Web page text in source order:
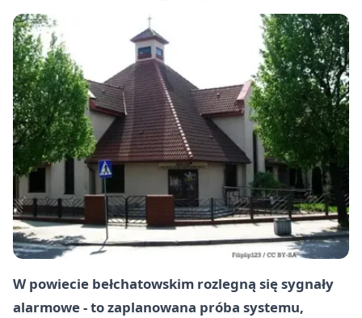
W powiecie bełchatowskim rozlegną się sygnały
alarmowe - to zaplanowana próba systemu,